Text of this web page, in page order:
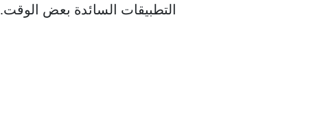
التطبيقات السائدة بعض الوقت.